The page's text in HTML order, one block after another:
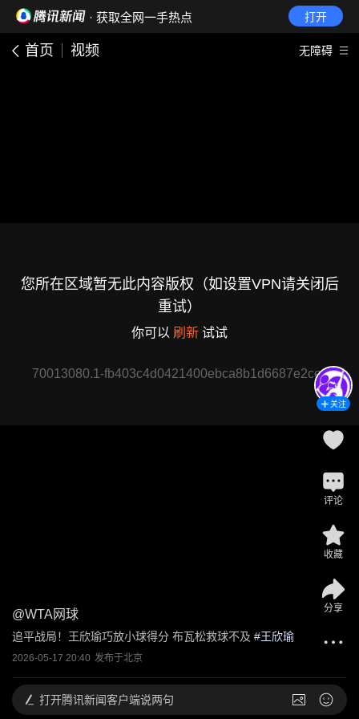
· 获取全网一手热点 打开
首页 视频 无障碍
您所在区域暂无此内容版权（如设置VPN请关闭后
重试）
你可以 刷新 试试
70013080.1-fb403c4d0421400ebca8b1d6687e2cec
@WTA网球
追平战局！王欣瑜巧放小球得分 布瓦松救球不及 #王欣瑜
2026-05-17 20:40 发布于北京
关注
评论
收藏
分享
打开腾讯新闻客户端说两句